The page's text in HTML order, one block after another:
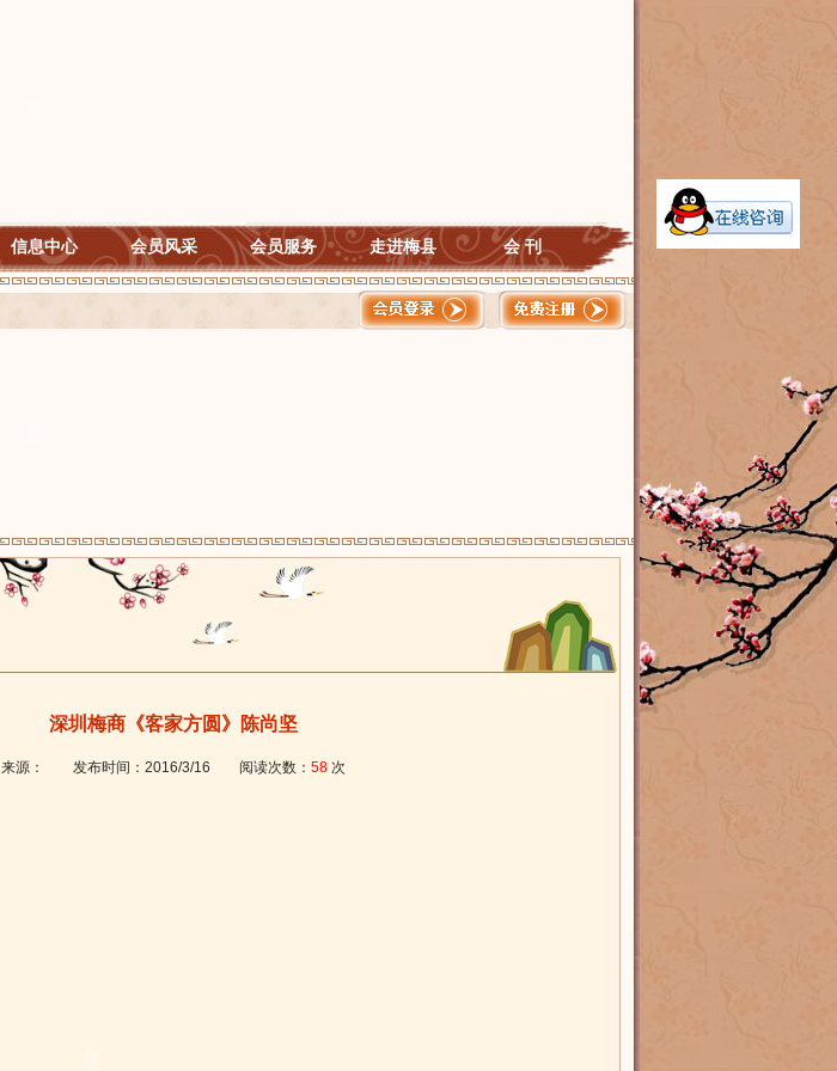
信息中心 会员风采 会员服务 走进梅县 会 刊
深圳梅商《客家方圆》陈尚坚
来源： 发布时间： 2016/3/16 阅读次数： 58次